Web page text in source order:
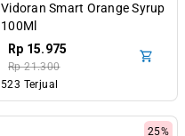
Vidoran Smart Orange Syrup
100Ml
Rp 15.975
Rp 21.300
523 Terjual
25%